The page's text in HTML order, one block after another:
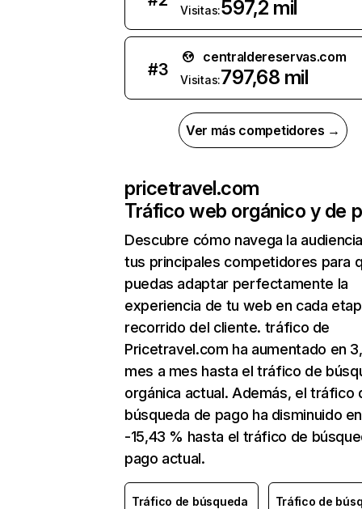
Visitas:597,2 mil
#3
centraldereservas.com
Visitas:797,68 mil
Ver más competidores →
pricetravel.com
Tráfico web orgánico y de
Descubre cómo navega la
tus principales competidores para
puedas adaptar perfectamente la
experiencia de tu web en cada
recorrido del cliente. tráfico de
Pricetravel.com ha aumentado en
mes a mes hasta el tráfico de
orgánica actual. Además, el tráfico
búsqueda de pago ha disminuido en
-15,43 % hasta el tráfico de
pago actual.
Tráfico de búsqueda
Tráfico de